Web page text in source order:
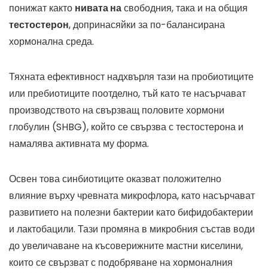
понижат както нивата насвободния, така и на общия
тестостерон, допринасяйки за по-балансирана
хормонална среда.
Тяхната ефективност надхвърля тази на пробиотиците
или пребиотиците поотделно, тъй като те насърчават
производството на свързващ половите хормони
глобулин (SHBG), който се свързва с тестостерона и
намалява активната му форма.
Освен това синбиотиците оказват положително
влияние върху чревната микрофлора, като насърчават
развитието на полезни бактерии като бифидобактерии
и лактобацили. Тази промяна в микробния състав води
до увеличаване на късоверижните мастни киселини,
които се свързват с подобряване на хормоналния